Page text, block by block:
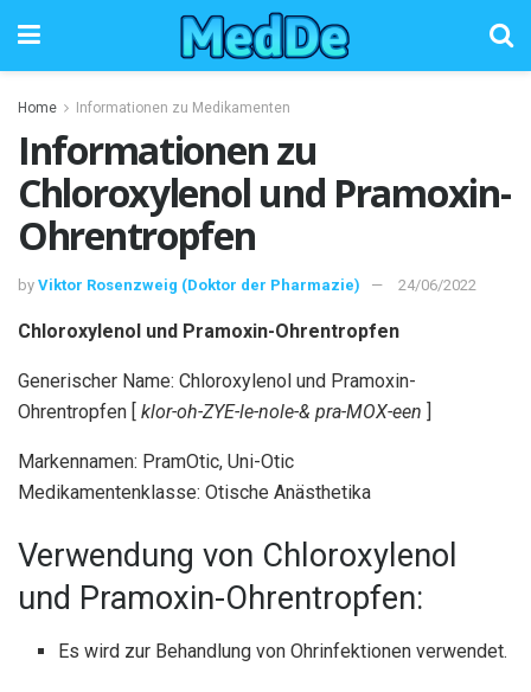
Home Informationen zu Medikamenten
Informationen zu
Chloroxylenol und Pramoxin-
Ohrentropfen
by Viktor Rosenzweig (Doktor der Pharmazie) 24/06/2022
Chloroxylenol und Pramoxin-Ohrentropfen
Generischer Name: Chloroxylenol und Pramoxin-
Ohrentropfen [ klor-oh-ZYE-le-nole-& pra-MOX-een ]
Markennamen: PramOtic, Uni-Otic
Medikamentenklasse: Otische Anästhetika
Verwendung von Chloroxylenol
und Pramoxin-Ohrentropfen:
Es wird zur Behandlung von Ohrinfektionen verwendet.